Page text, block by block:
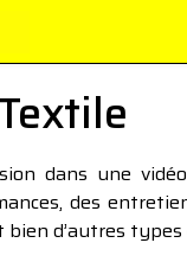
dans une
des
d’autres